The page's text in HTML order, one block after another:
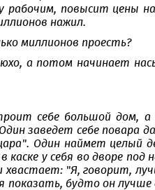
повысит цены
нажил.
миллионов проесть?
а потом начинает
себе большой дом, а
заведет себе повара да
Один наймет целый
у себя во дворе под
"Я, говорит,
будто он лучше